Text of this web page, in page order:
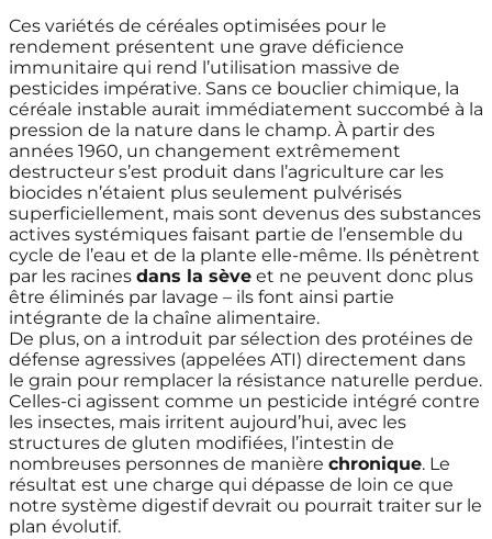
Ces variétés de céréales optimisées pour le
rendement présentent une grave déficience
immunitaire qui rend l’utilisation massive de
pesticides impérative. Sans ce bouclier chimique, la
céréale instable aurait immédiatement succombé à la
pression de la nature dans le champ. À partir des
années 1960, un changement extrêmement
destructeur s’est produit dans l’agriculture car les
biocides n’étaient plus seulement pulvérisés
superficiellement, mais sont devenus des substances
actives systémiques faisant partie de l’ensemble du
cycle de l’eau et de la plante elle-même. Ils pénètrent
par les racines dans la sève et ne peuvent donc plus
être éliminés par lavage – ils font ainsi partie
intégrante de la chaîne alimentaire.
De plus, on a introduit par sélection des protéines de
défense agressives (appelées ATI) directement dans
le grain pour remplacer la résistance naturelle perdue.
Celles-ci agissent comme un pesticide intégré contre
les insectes, mais irritent aujourd’hui, avec les
structures de gluten modifiées, l’intestin de
nombreuses personnes de manière chronique. Le
résultat est une charge qui dépasse de loin ce que
notre système digestif devrait ou pourrait traiter sur le
plan évolutif.